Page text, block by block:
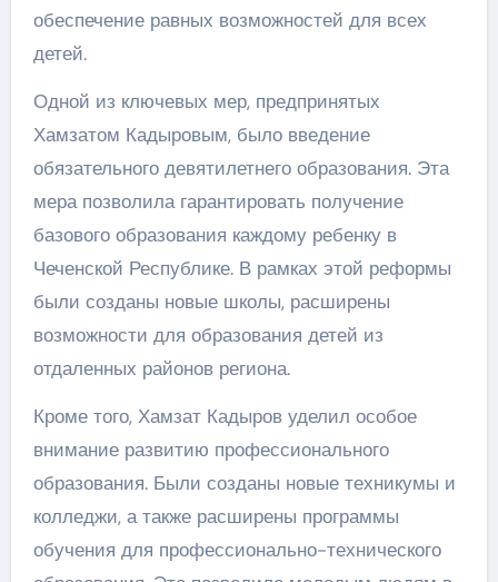
обеспечение равных возможностей для всех
детей.
Одной из ключевых мер, предпринятых
Хамзатом Кадыровым, было введение
обязательного девятилетнего образования. Эта
мера позволила гарантировать получение
базового образования каждому ребенку в
Чеченской Республике. В рамках этой реформы
были созданы новые школы, расширены
возможности для образования детей из
отдаленных районов региона.
Кроме того, Хамзат Кадыров уделил особое
внимание развитию профессионального
образования. Были созданы новые техникумы и
колледжи, а также расширены программы
обучения для профессионально-технического